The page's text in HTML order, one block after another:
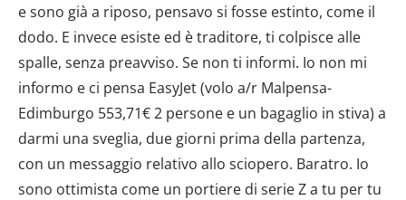
e sono già a riposo, pensavo si fosse estinto, come il
dodo. E invece esiste ed è traditore, ti colpisce alle
spalle, senza preavviso. Se non ti informi. Io non mi
informo e ci pensa EasyJet (volo a/r Malpensa-
Edimburgo 553,71€ 2 persone e un bagaglio in stiva) a
darmi una sveglia, due giorni prima della partenza,
con un messaggio relativo allo sciopero. Baratro. Io
sono ottimista come un portiere di serie Z a tu per tu